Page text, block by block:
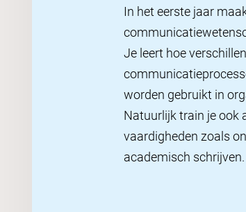
In het eerste jaar
Je leert hoe
worden gebruikt in
Natuurlijk train je ook
vaardigheden zoals
academisch schrijven.